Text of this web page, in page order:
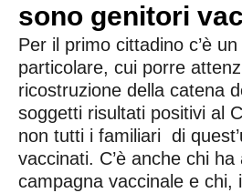
sono genitori
Per il primo cittadino c’è
particolare, cui porre
ricostruzione della catena
soggetti risultati positivi al
non tutti i familiari di
vaccinati. C’è anche chi ha
campagna vaccinale e chi,